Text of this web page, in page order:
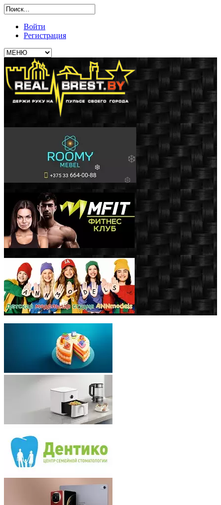
Войти
Регистрация